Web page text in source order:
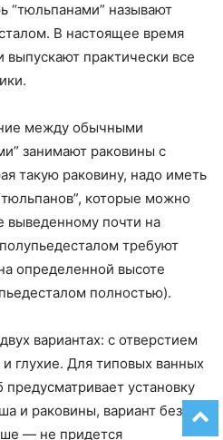
“тюльпанами” называют
В настоящее время
практически все
между обычными
занимают раковины с
такую раковину, надо иметь
которые можно
выведенному почти на
требуют
определенной высоте
полностью).
вариантах: с отверстием
глухие. Для типовых ванных
предусматривает установку
и раковины, вариант без
— не придется